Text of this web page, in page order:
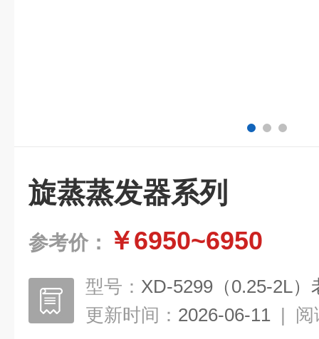
旋蒸蒸发器系列
参考价： ￥6950~6950
型号： XD-5299（0.25-2L）
更新时间： 2026-06-11 | 阅